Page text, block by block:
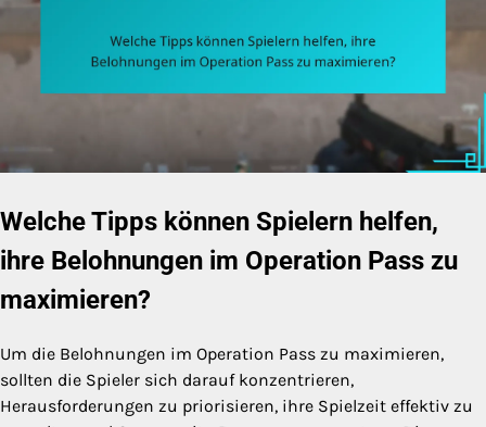
Welche Tipps können Spielern helfen,
ihre Belohnungen im Operation Pass zu
maximieren?
Um die Belohnungen im Operation Pass zu maximieren,
sollten die Spieler sich darauf konzentrieren,
Herausforderungen zu priorisieren, ihre Spielzeit effektiv zu